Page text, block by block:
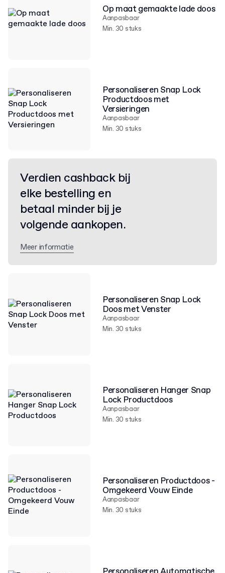
Op maat gemaakte lade doos
Aanpasbaar
Min. 30 stuks
Personaliseren Snap Lock
Productdoos met
Versieringen
Aanpasbaar
Min. 30 stuks
Personaliseren Snap Lock
Doos met Venster
Aanpasbaar
Min. 30 stuks
Personaliseren Hanger Snap
Lock Productdoos
Aanpasbaar
Min. 30 stuks
Personaliseren Productdoos -
Omgekeerd Vouw Einde
Aanpasbaar
Min. 30 stuks
Verdien cashback bij
elke bestelling en
betaal minder bij je
volgende aankopen.
Meer informatie